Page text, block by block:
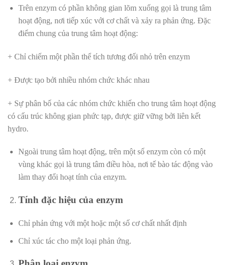
Trên enzym có phần không gian lõm xuống gọi là trung tâm
hoạt động, nơi tiếp xúc với cơ chất và xảy ra phản ứng. Đặc
điểm chung của trung tâm hoạt động:
+ Chỉ chiếm một phần thể tích tương đối nhỏ trên enzym
+ Được tạo bởi nhiều nhóm chức khác nhau
+ Sự phân bố của các nhóm chức khiến cho trung tâm hoạt động
có cấu trúc không gian phức tạp, được giữ vững bởi liên kết
hydro.
Ngoài trung tâm hoạt động, trên một số enzym còn có một
vùng khác gọi là trung tâm điều hòa, nơi tế bào tác động vào
làm thay đổi hoạt tính của enzym.
Tính đặc hiệu của enzym
Chỉ phản ứng với một hoặc một số cơ chất nhất định
Chỉ xúc tác cho một loại phản ứng.